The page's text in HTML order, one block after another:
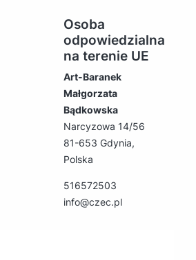
Osoba
odpowiedzialna
na terenie UE
Art-Baranek
Małgorzata
Bądkowska
Narcyzowa 14/56
81-653 Gdynia,
Polska
516572503
info@czec.pl